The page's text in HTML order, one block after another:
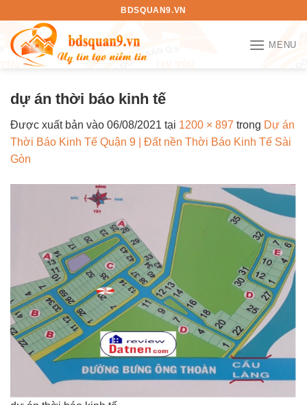
nội
dung
BDSQUAN9.VN
MENU
dự án thời báo kinh tế
Được xuất bản vào 06/08/2021 tại 1200 × 897 trong Dự án
Thời Báo Kinh Tế Quận 9 | Đất nền Thời Báo Kinh Tế Sài
Gòn